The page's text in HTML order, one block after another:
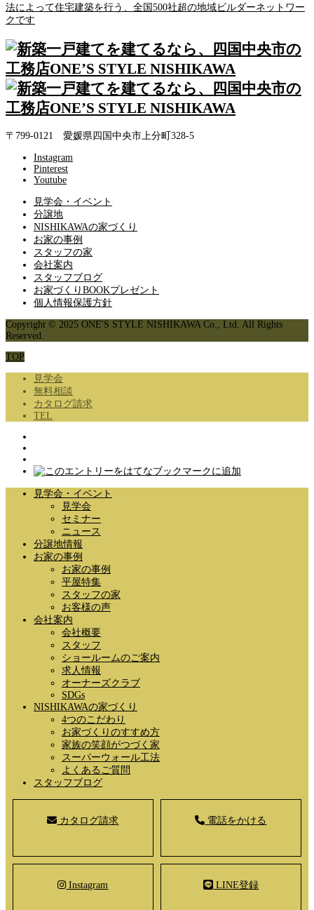
〒799-0121 愛媛県四国中央市上分町328-5
Instagram
Pinterest
Youtube
見学会・イベント
分譲地
NISHIKAWAの家づくり
お家の事例
スタッフの家
会社案内
スタッフブログ
お家づくりBOOKプレゼント
個人情報保護方針
Copyright © 2025 ONE'S STYLE NISHIKAWA Co., Ltd. All Rights
Reserved.
TOP
見学会
無料相談
カタログ請求
TEL
見学会・イベント
見学会
セミナー
ニュース
分譲地情報
お家の事例
お家の事例
平屋特集
スタッフの家
お客様の声
会社案内
会社概要
スタッフ
ショールームのご案内
求人情報
オーナーズクラブ
SDGs
NISHIKAWAの家づくり
4つのこだわり
お家づくりのすすめ方
家族の笑顔がつづく家
スーパーウォール工法
よくあるご質問
スタッフブログ
カタログ請求 電話をかける
Instagram LINE登録